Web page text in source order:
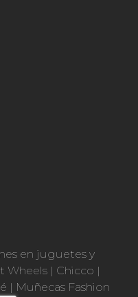
en juguetes y
Wheels | Chicco |
| Muñecas Fashion